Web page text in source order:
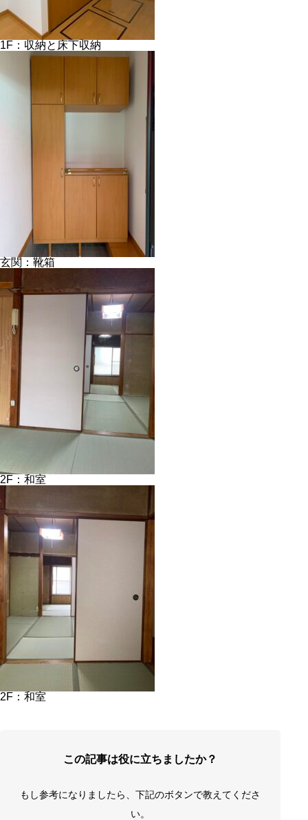
1F：収納と床下収納
玄関：靴箱
2F：和室
2F：和室
この記事は役に立ちましたか？
もし参考になりましたら、下記のボタンで教えてくださ
い。